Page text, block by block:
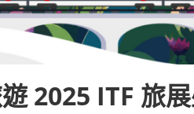
2025 ITF 旅